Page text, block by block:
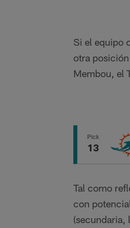
Si el equipo
otra
Membou, el
Pick
13
Tal como
con
(secundaria,